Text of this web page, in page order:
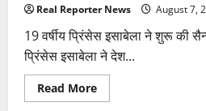
Real Reporter News August 7,
19 वर्षीय प्रिंसेस इसाबेला ने शुरू की
प्रिंसेस इसाबेला ने देश...
Read MoreRead
more